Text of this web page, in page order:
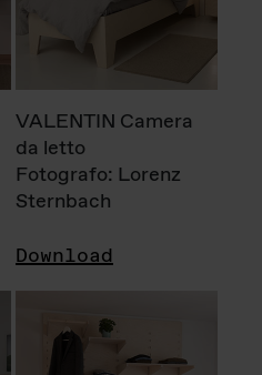
VALENTIN Camera
da letto
Fotografo: Lorenz
Sternbach
Download